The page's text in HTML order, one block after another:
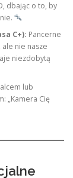
dbając o to, by
C+): Pancerne
ale nie nasze
niezdobytą
lub
„Kamera Cię